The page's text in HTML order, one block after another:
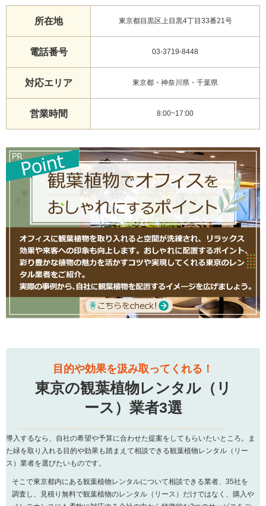
所在地 東京都目黒区上目黒4丁目33番21号
電話番号 03-3719-8448
対応エリア 東京都・神奈川県・千葉県
営業時間 8:00~17:00
目的や効果を汲み取ってくれる！
東京の観葉植物レンタル（リ
ース）業者3選
導入するなら、自社の希望や予算に合わせた提案をしてもらいたいところ。ま
た緑を取り入れる目的や効果も踏まえて相談できる観葉植物レンタル（リー
ス）業者を選びたいものです。
そこで東京都内にある観葉植物レンタルについて相談できる業者、35社を
調査し、見積り無料で観葉植物のレンタル（リース）だけではなく、購入や